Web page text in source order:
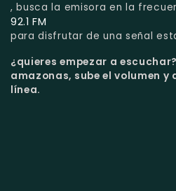
, busca la emisora en la
92.1 FM
para disfrutar de una señal
¿quieres empezar a escuchar?
amazonas, sube el volumen
línea.